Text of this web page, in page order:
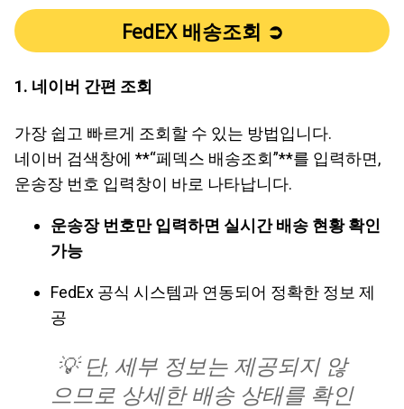
FedEX 배송조회 ➲
1. 네이버 간편 조회
가장 쉽고 빠르게 조회할 수 있는 방법입니다.
네이버 검색창에 **“페덱스 배송조회”**를 입력하면,
운송장 번호 입력창이 바로 나타납니다.
운송장 번호만 입력하면 실시간 배송 현황 확인
가능
FedEx 공식 시스템과 연동되어 정확한 정보 제
공
💡 단, 세부 정보는 제공되지 않
으므로 상세한 배송 상태를 확인